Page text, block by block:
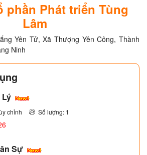
phần Phát triển Tùng
Lâm
Yên Tử, Xã Thượng Yên Công, Thành
Ninh
Lý
chỉnh Số lượng: 1
Sự